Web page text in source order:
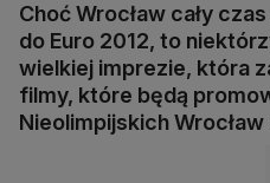
Choć Wrocław cały
do Euro 2012, to
wielkiej imprezie, która
filmy, które będą
Nieolimpijskich Wrocław